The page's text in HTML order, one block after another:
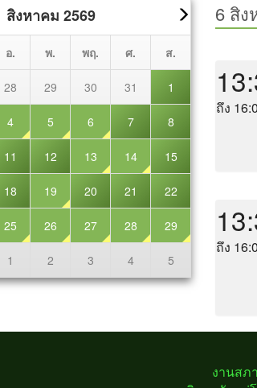
สิงหาคม 2569
อ. พ. พฤ. ศ. ส.
28 29 30 31 1
4 5 6 7 8
11 12 13 14 15
18 19 20 21 22
25 26 27 28 29
1 2 3 4 5
6 สิง
ถึง
ถึง
งานสภ